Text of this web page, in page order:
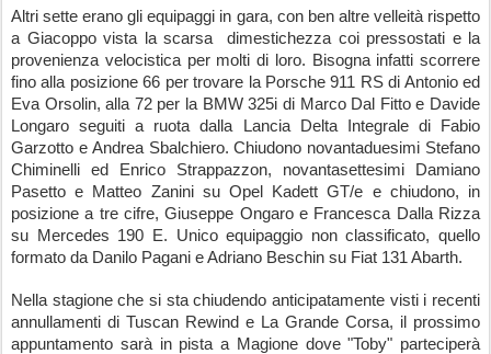
Altri sette erano gli equipaggi in gara, con ben altre velleità rispetto
a Giacoppo vista la scarsa  dimestichezza coi pressostati e la
provenienza velocistica per molti di loro. Bisogna infatti scorrere
fino alla posizione 66 per trovare la Porsche 911 RS di Antonio ed
Eva Orsolin, alla 72 per la BMW 325i di Marco Dal Fitto e Davide
Longaro seguiti a ruota dalla Lancia Delta Integrale di Fabio
Garzotto e Andrea Sbalchiero. Chiudono novantaduesimi Stefano
Chiminelli ed Enrico Strappazzon, novantasettesimi Damiano
Pasetto e Matteo Zanini su Opel Kadett GT/e e chiudono, in
posizione a tre cifre, Giuseppe Ongaro e Francesca Dalla Rizza
su Mercedes 190 E. Unico equipaggio non classificato, quello
formato da Danilo Pagani e Adriano Beschin su Fiat 131 Abarth.
Nella stagione che si sta chiudendo anticipatamente visti i recenti
annullamenti di Tuscan Rewind e La Grande Corsa, il prossimo
appuntamento sarà in pista a Magione dove "Toby" parteciperà